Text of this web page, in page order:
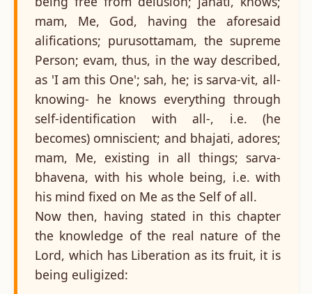
mam, Me, God, having the aforesaid
alifications; purusottamam, the supreme
Person; evam, thus, in the way described,
as 'I am this One'; sah, he; is sarva-vit, all-
knowing- he knows everything through
self-identification with all-, i.e. (he
becomes) omniscient; and bhajati, adores;
mam, Me, existing in all things; sarva-
bhavena, with his whole being, i.e. with
his mind fixed on Me as the Self of all.
Now then, having stated in this chapter
the knowledge of the real nature of the
Lord, which has Liberation as its fruit, it is
being euligized: